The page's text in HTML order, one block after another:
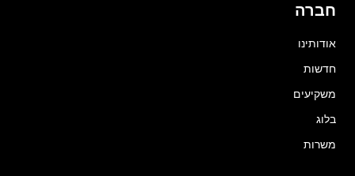
חברה
אודותינו
חדשות
משקיעים
בלוג
משרות